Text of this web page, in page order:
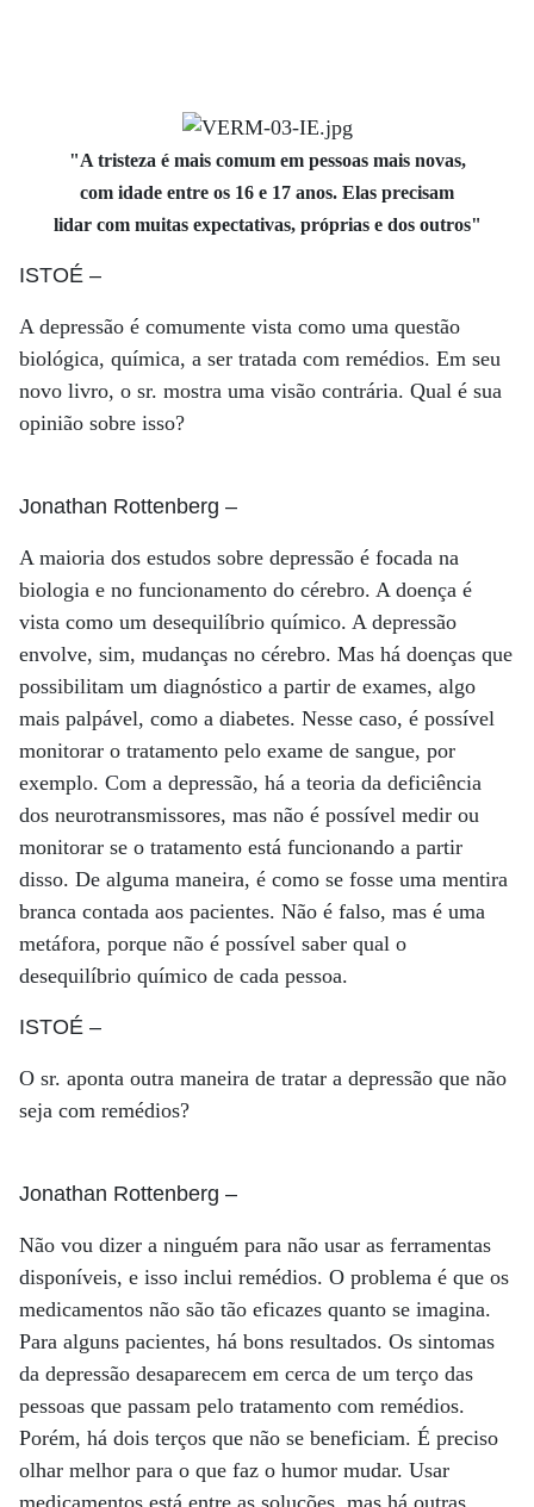
"A tristeza é mais comum em pessoas mais novas,
com idade entre os 16 e 17 anos. Elas precisam
lidar com muitas expectativas, próprias e dos outros"
ISTOÉ –
A depressão é comumente vista como uma questão
biológica, química, a ser tratada com remédios. Em seu
novo livro, o sr. mostra uma visão contrária. Qual é sua
opinião sobre isso?
Jonathan Rottenberg –
A maioria dos estudos sobre depressão é focada na
biologia e no funcionamento do cérebro. A doença é
vista como um desequilíbrio químico. A depressão
envolve, sim, mudanças no cérebro. Mas há doenças que
possibilitam um diagnóstico a partir de exames, algo
mais palpável, como a diabetes. Nesse caso, é possível
monitorar o tratamento pelo exame de sangue, por
exemplo. Com a depressão, há a teoria da deficiência
dos neurotransmissores, mas não é possível medir ou
monitorar se o tratamento está funcionando a partir
disso. De alguma maneira, é como se fosse uma mentira
branca contada aos pacientes. Não é falso, mas é uma
metáfora, porque não é possível saber qual o
desequilíbrio químico de cada pessoa.
ISTOÉ –
O sr. aponta outra maneira de tratar a depressão que não
seja com remédios?
Jonathan Rottenberg –
Não vou dizer a ninguém para não usar as ferramentas
disponíveis, e isso inclui remédios. O problema é que os
medicamentos não são tão eficazes quanto se imagina.
Para alguns pacientes, há bons resultados. Os sintomas
da depressão desaparecem em cerca de um terço das
pessoas que passam pelo tratamento com remédios.
Porém, há dois terços que não se beneficiam. É preciso
olhar melhor para o que faz o humor mudar. Usar